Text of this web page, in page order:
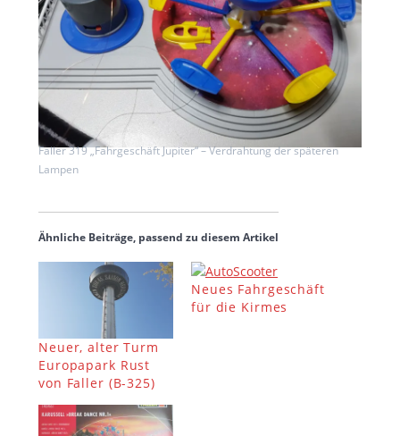
Faller 319 „Fahrgeschäft Jupiter“ – Verdrahtung der späteren
Lampen
Ähnliche Beiträge, passend zu diesem Artikel
Neuer, alter Turm
Europapark Rust
von Faller (B-325)
Neues Fahrgeschäft
für die Kirmes